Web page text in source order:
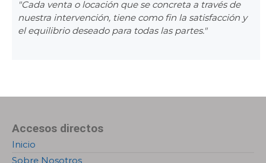
"Cada venta o locación que se concreta a través de
nuestra intervención, tiene como fin la satisfacción y
el equilibrio deseado para todas las partes."
Accesos directos
Inicio
Sobre Nosotros